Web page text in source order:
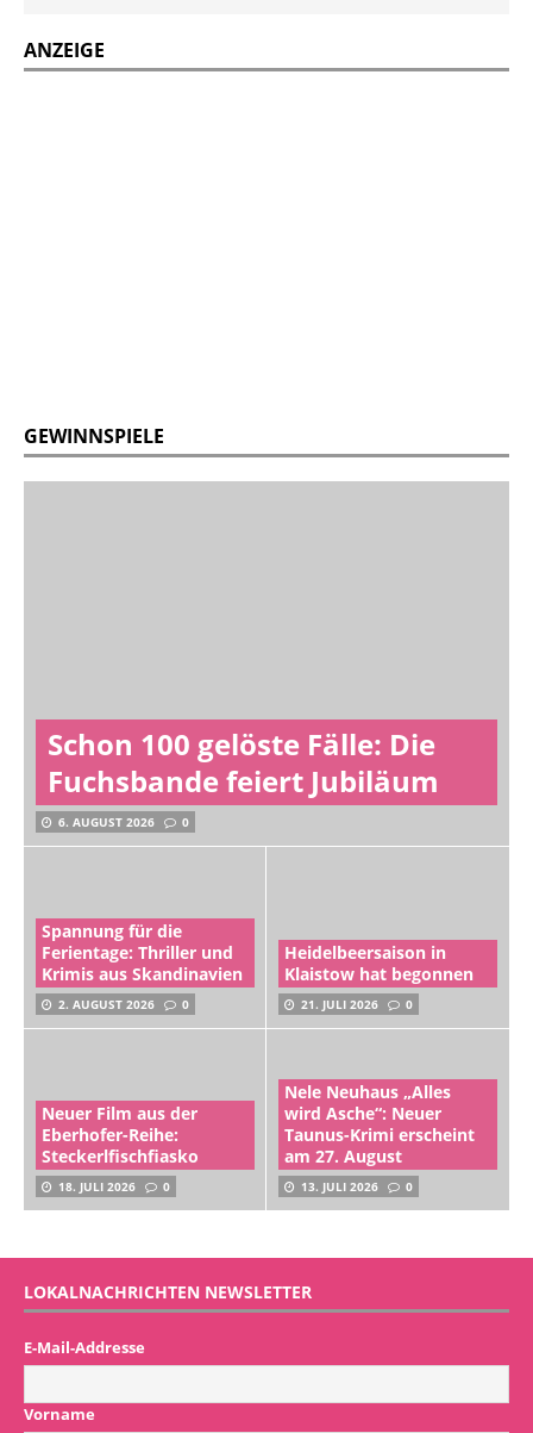
ANZEIGE
GEWINNSPIELE
Schon 100 gelöste Fälle: Die
Fuchsbande feiert Jubiläum
6. AUGUST 2026 0
Spannung für die
Ferientage: Thriller und
Krimis aus Skandinavien
2. AUGUST 2026 0
Heidelbeersaison in
Klaistow hat begonnen
21. JULI 2026 0
Neuer Film aus der
Eberhofer-Reihe:
Steckerlfischfiasko
18. JULI 2026 0
Nele Neuhaus „Alles
wird Asche“: Neuer
Taunus-Krimi erscheint
am 27. August
13. JULI 2026 0
LOKALNACHRICHTEN NEWSLETTER
E-Mail-Addresse
Vorname